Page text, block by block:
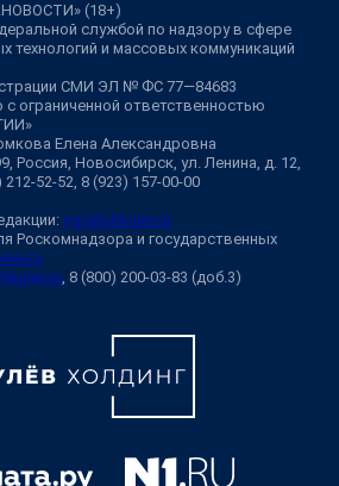
(18+)
службой по надзору в сфере
технологий и массовых коммуникаций
СМИ ЭЛ № ФС 77—84683
ограниченной ответственностью
Елена Александровна
Россия, Новосибирск, ул. Ленина, д. 12,
52-52, 8 (923) 157-00-00
ngs@shkulev.ru
Роскомнадзора и государственных
, 8 (800) 200-03-83 (доб.3)